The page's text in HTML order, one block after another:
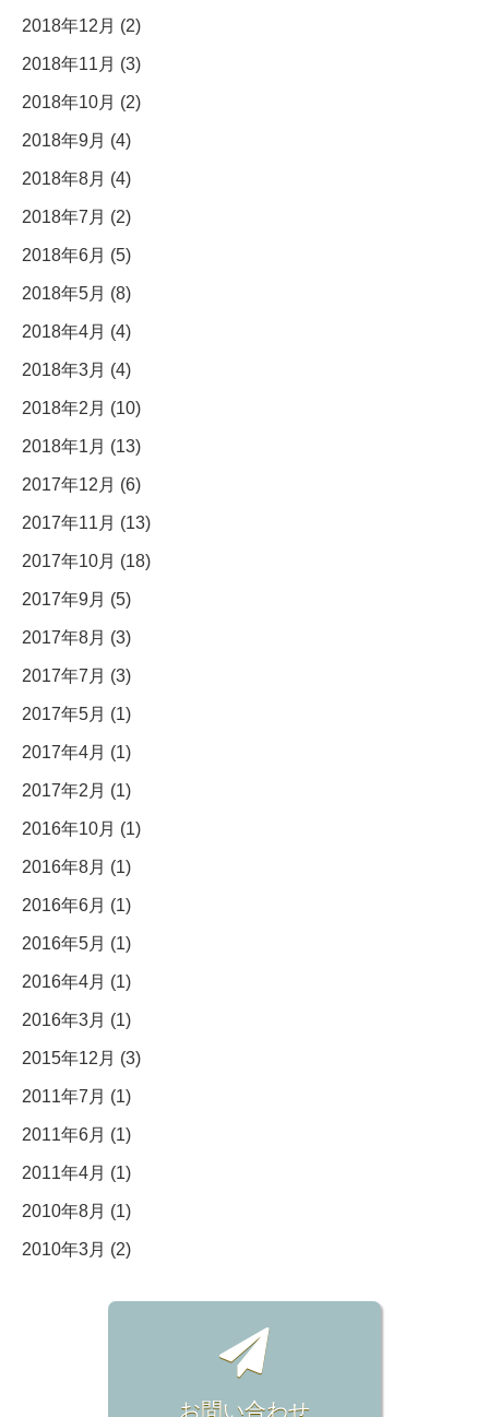
2018年12月 (2)
2018年11月 (3)
2018年10月 (2)
2018年9月 (4)
2018年8月 (4)
2018年7月 (2)
2018年6月 (5)
2018年5月 (8)
2018年4月 (4)
2018年3月 (4)
2018年2月 (10)
2018年1月 (13)
2017年12月 (6)
2017年11月 (13)
2017年10月 (18)
2017年9月 (5)
2017年8月 (3)
2017年7月 (3)
2017年5月 (1)
2017年4月 (1)
2017年2月 (1)
2016年10月 (1)
2016年8月 (1)
2016年6月 (1)
2016年5月 (1)
2016年4月 (1)
2016年3月 (1)
2015年12月 (3)
2011年7月 (1)
2011年6月 (1)
2011年4月 (1)
2010年8月 (1)
2010年3月 (2)
お問い合わせ